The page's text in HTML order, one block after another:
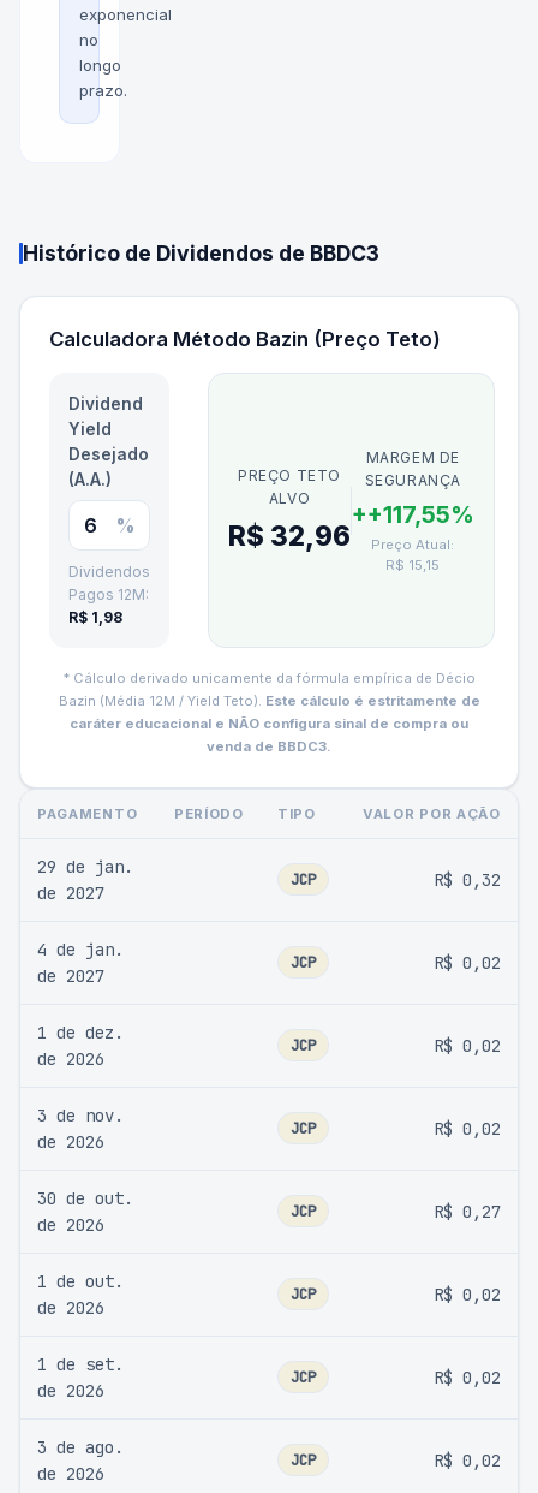
exponencial
no
longo
prazo.
Histórico de Dividendos de BBDC3
Calculadora Método Bazin (Preço Teto)
Dividend
Yield
Desejado
(A.A.)
%
Dividendos
Pagos 12M:
R$ 1,98
PREÇO TETO
ALVO
R$ 32,96
MARGEM DE
SEGURANÇA
++117,55%
Preço Atual:
R$ 15,15
* Cálculo derivado unicamente da fórmula empírica de Décio
Bazin (Média 12M / Yield Teto). Este cálculo é estritamente de
caráter educacional e NÃO configura sinal de compra ou
venda de BBDC3.
PAGAMENTO PERÍODO TIPO VALOR POR AÇÃO
29 de jan.
de 2027
JCP R$ 0,32
4 de jan.
de 2027
JCP R$ 0,02
1 de dez.
de 2026
JCP R$ 0,02
3 de nov.
de 2026
JCP R$ 0,02
30 de out.
de 2026
JCP R$ 0,27
1 de out.
de 2026
JCP R$ 0,02
1 de set.
de 2026
JCP R$ 0,02
3 de ago.
de 2026
JCP R$ 0,02